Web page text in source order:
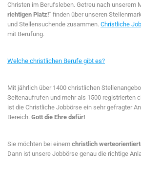
Christen im Berufsleben. Getreu nach unserem
richtigen Platz!" finden über unseren
und Stellensuchende zusammen. Christliche
mit Berufung.
Welche christlichen Berufe gibt es?
Mit jährlich über 1400 christlichen
Seitenaufrufen und mehr als 1500 registrierten
ist die Christliche Jobbörse ein sehr gefragter
Bereich. Gott die Ehre dafür!
Sie möchten bei einem christlich
Dann ist unsere Jobbörse genau die richtige